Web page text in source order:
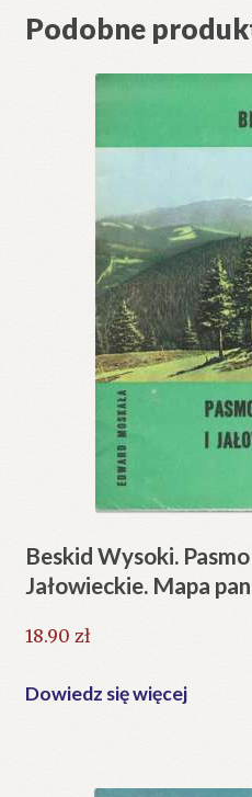
Podobne
Beskid Wysoki.
Jałowieckie. Mapa
18.90 zł
Dowiedz się więcej